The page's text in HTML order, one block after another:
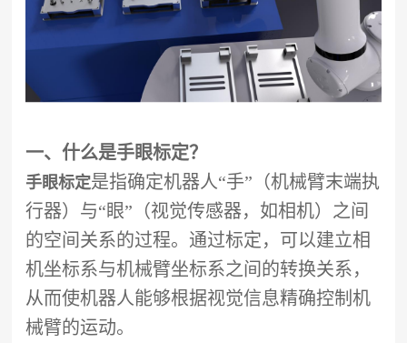
一、什么是手眼标定？
手眼标定是指确定机器人“手”（机械臂末端执
行器）与“眼”（视觉传感器，如相机）之间
的空间关系的过程。通过标定，可以建立相
机坐标系与机械臂坐标系之间的转换关系，
从而使机器人能够根据视觉信息精确控制机
械臂的运动。